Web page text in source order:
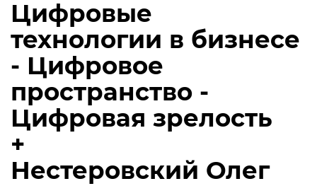
Цифровые
технологии в бизнесе
- Цифровое
пространство -
Цифровая зрелость
+
Нестеровский Олег